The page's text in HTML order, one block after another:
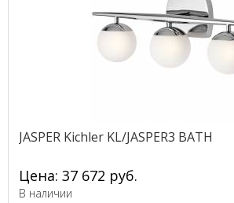
JASPER Kichler KL/JASPER3 BATH
Цена: 37 672 руб.
В наличии